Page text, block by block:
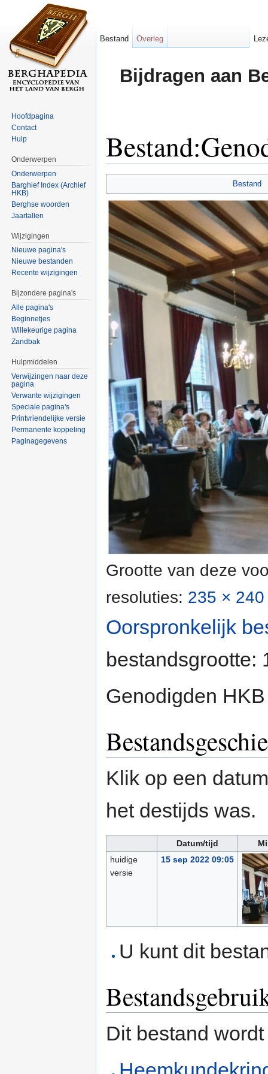
Bijdragen aan
Bestand
Grootte van deze
resoluties: 235 ×
Oorspronkelijk
bestandsgrootte:
Genodigden
Klik op een
het destijds was.
Datum/tijd
huidige
versie
15 sep 2022 09:05
U kunt dit
Dit bestand
Bestand Overleg
Hoofdpagina
Contact
Hulp
Onderwerpen
Onderwerpen
Barghief Index (Archief
HKB)
Berghse woorden
Jaartallen
Wijzigingen
Nieuwe pagina's
Nieuwe bestanden
Recente wijzigingen
Bijzondere pagina's
Alle pagina's
Beginnetjes
Willekeurige pagina
Zandbak
Hulpmiddelen
Verwijzingen naar deze
pagina
Verwante wijzigingen
Speciale pagina's
Printvriendelijke versie
Permanente koppeling
Paginagegevens